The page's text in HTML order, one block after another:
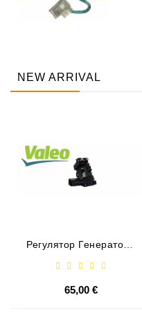
NEW ARRIVAL
Регулятор Генератора
65,00 €